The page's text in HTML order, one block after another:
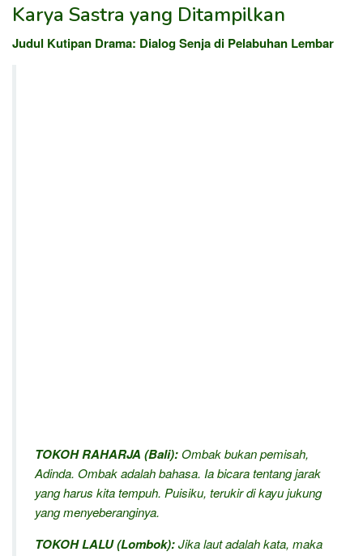
Karya Sastra yang Ditampilkan
Judul Kutipan Drama: Dialog Senja di Pelabuhan Lembar
TOKOH RAHARJA (Bali):Ombak bukan pemisah,
Adinda. Ombak adalah bahasa. Ia bicara tentang jarak
yang harus kita tempuh. Puisiku, terukir di kayu jukung
yang menyeberanginya.
TOKOH LALU (Lombok):Jika laut adalah kata, maka